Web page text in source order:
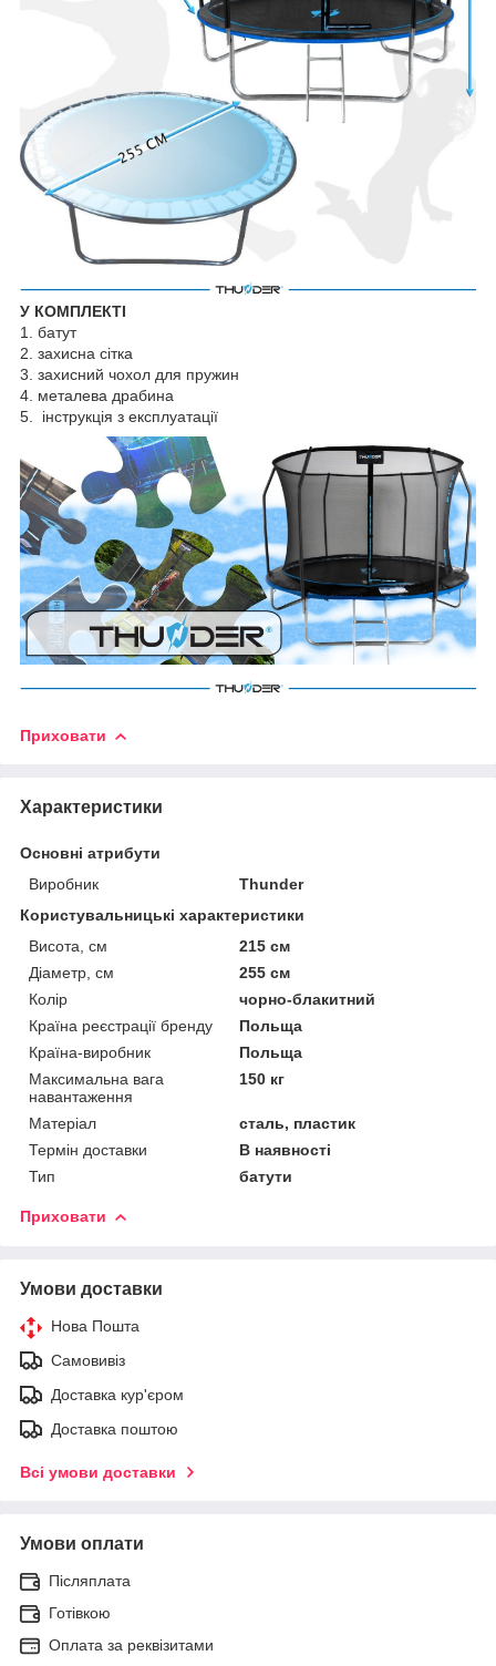
У КОМПЛЕКТІ
1. батут
2. захисна сітка
3. захисний чохол для пружин
4. металева драбина
5. інструкція з експлуатації
Приховати
Характеристики
Основні атрибути
Виробник
Thunder
Користувальницькі характеристики
Висота, см
215 см
Діаметр, см
255 см
Колір
чорно-блакитний
Країна реєстрації бренду
Польща
Країна-виробник
Польща
Максимальна вага
навантаження
150 кг
Матеріал
сталь, пластик
Термін доставки
В наявності
Тип
батути
Приховати
Умови доставки
Нова Пошта
Самовивіз
Доставка кур'єром
Доставка поштою
Всі умови доставки
Умови оплати
Післяплата
Готівкою
Оплата за реквізитами